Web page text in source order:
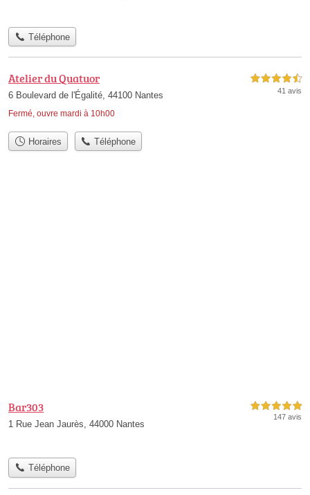
Téléphone
Atelier du Quatuor
6 Boulevard de l'Égalité, 44100 Nantes
Fermé, ouvre mardi à 10h00
4,5 étoiles sur 5
41 avis
Horaires Téléphone
Bar303
1 Rue Jean Jaurès, 44000 Nantes
5,0 étoiles sur 5
147 avis
Téléphone